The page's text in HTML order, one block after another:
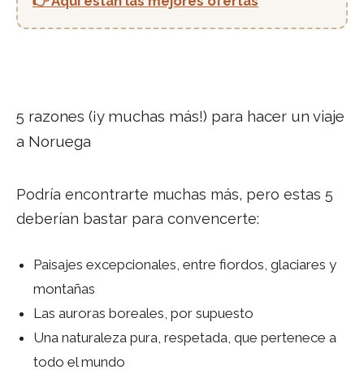
5 razones (¡y muchas más!) para hacer un viaje
a Noruega
Podría encontrarte muchas más, pero estas 5
deberían bastar para convencerte:
Paisajes excepcionales, entre fiordos, glaciares y
montañas
Las auroras boreales, por supuesto
Una naturaleza pura, respetada, que pertenece a
todo el mundo